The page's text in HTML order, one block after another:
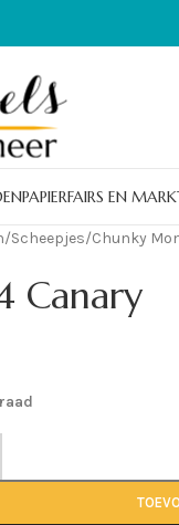
PAPIERFAIRS EN
/Scheepjes/Chunky
Canary